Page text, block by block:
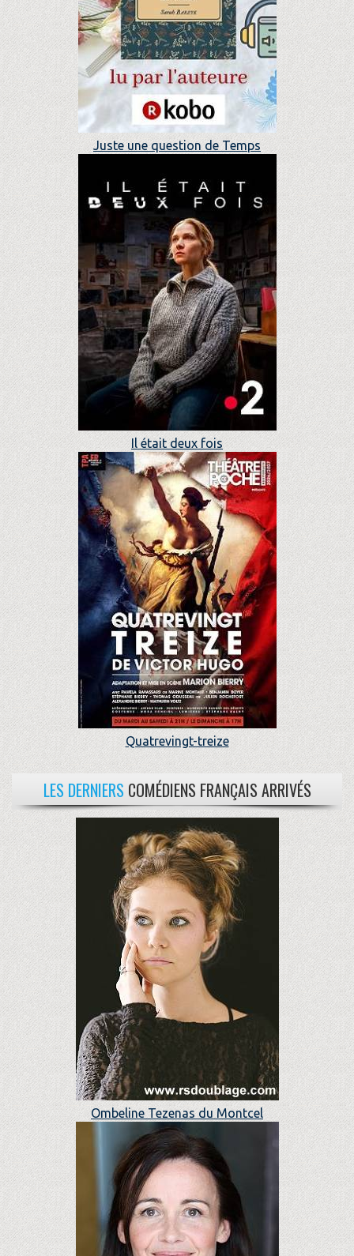
Juste une question de Temps
Il était deux fois
Quatrevingt-treize
LES DERNIERS COMÉDIENS FRANÇAIS ARRIVÉS
Ombeline Tezenas du Montcel